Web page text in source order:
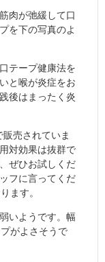
肉が弛緩して口
を下の写真のよ
テープ健康法を
と喉が炎症をお
後はまったく炎
売されていま
対効果は抜群で
ぜひお試しくだ
フに言ってくだ
ます。
いようです。幅
がよさそうで